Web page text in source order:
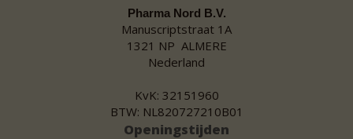
Pharma Nord B.V.
Manuscriptstraat 1A
1321 NP ALMERE
Nederland
KvK: 32151960
BTW: NL820727210B01
Openingstijden